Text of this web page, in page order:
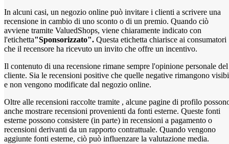
In alcuni casi, un negozio online può invitare i clienti a scrivere una
recensione in cambio di uno sconto o di un premio. Quando ciò
avviene tramite ValuedShops, viene chiaramente indicato con
l'etichetta"Sponsorizzato". Questa etichetta chiarisce ai consumatori
che il recensore ha ricevuto un invito che offre un incentivo.
Il contenuto di una recensione rimane sempre l'opinione personale del
cliente. Sia le recensioni positive che quelle negative rimangono
e non vengono modificate dal negozio online.
Oltre alle recensioni raccolte tramite , alcune pagine di profilo
anche mostrare recensioni provenienti da fonti esterne. Queste fonti
esterne possono consistere (in parte) in recensioni a pagamento o
recensioni derivanti da un rapporto contrattuale. Quando vengono
aggiunte fonti esterne, ciò può influenzare la valutazione media.